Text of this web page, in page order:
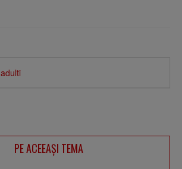
adulti
PE ACEEAŞI TEMA